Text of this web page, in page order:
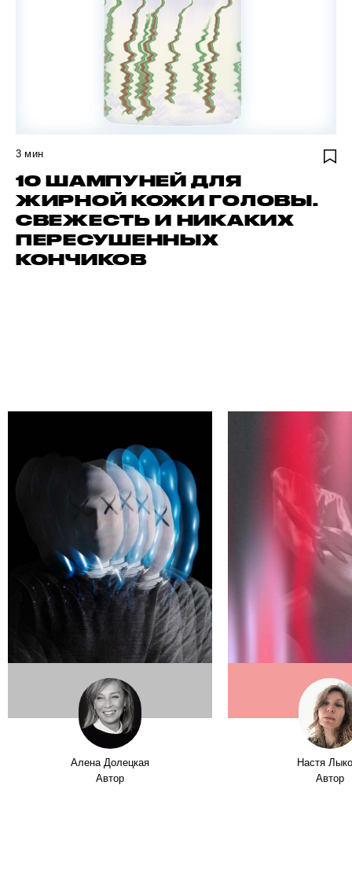
3 мин
10 ШАМПУНЕЙ ДЛЯ
ЖИРНОЙ КОЖИ ГОЛОВЫ.
СВЕЖЕСТЬ И НИКАКИХ
ПЕРЕСУШЕННЫХ
КОНЧИКОВ
Алена Долецкая
Автор
Настя
Автор